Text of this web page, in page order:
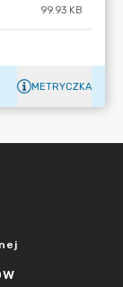
99.93 KB
METRYCZKA